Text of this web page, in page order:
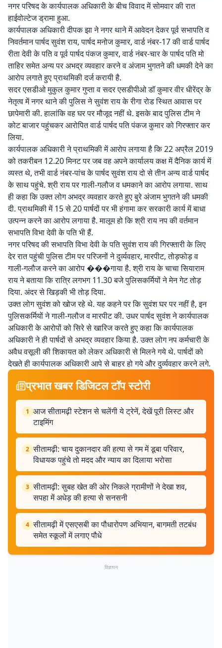
नगर परिषद के कार्यपालक अधिकारी के बीच विवाद में सोमवार की रात
हाईवोल्टेज ड्रामा हुआ.
कार्यपालक अधिकारी दीपक झा ने नगर थाने में आवेदन देकर पूर्व सभापति व
निवर्तमान पार्षद सुवंश राय, पार्षद मनोज कुमार, वार्ड नंबर-17 की वार्ड पार्षद
रीता देवी के पति व पूर्व पार्षद पंकज कुमार, वार्ड नंबर-चार के पार्षद पति मो
ताहिर समेत अन्य पर अभद्र व्यवहार करने व अंजाम भुगतने की धमकी देने का
आरोप लगाते हुए प्राथमिकी दर्ज करायी है.
सदर एसडीओ मुकुल कुमार गुप्ता व सदर एसडीपीओ डॉ कुमार वीर धीरेंद्र के
नेतृत्व में नगर थाने की पुलिस ने सुवंश राय के रीगा रोड स्थित आवास पर
छापेमारी की. हालांकि वह घर पर मौजूद नहीं थे. इसके बाद पुलिस टीम ने
कोट बाजार पहुंचकर आरोपित वार्ड पार्षद पति पंकज कुमार को गिरफ्तार कर
लिया.
कार्यपालक अधिकारी ने प्राथमिकी में आरोप लगाया है कि 22 अप्रैल 2019
को तकरीबन 12.20 मिनट पर जब वह अपने कार्यालय कक्ष में दैनिक कार्य में
व्यस्त थे, तभी वार्ड नंबर-पांच के पार्षद सुवंश राय दो से तीन अन्य वार्ड पार्षद
के साथ पहुंचे. श्री राय पर गाली-गलौज व धमकाने का आरोप लगाया. साथ
ही कहा कि उक्त लोग अभद्र व्यवहार करते हुए बुरे अंजाम भुगतने की धमकी
दी. प्राथमिकी में 15 से 20 पार्षदों पर भी हंगामा कर सरकारी कार्य में बाधा
उत्पन्न करने का आरोप लगाया है. मालूम हो कि श्री राय नप की वर्तमान
सभापति विभा देवी के पति भी हैं.
नगर परिषद की सभापति विभा देवी के पति सुवंश राय की गिरफ्तारी के लिए
देर रात पहुंची पुलिस टीम पर परिजनों ने दुर्व्यवहार, मारपीट, तोड़फोड़ व
गाली-गलौज करने का आरोप ���गाया है. श्री राय के चाचा सियाराम
राय ने बताया कि रात्रि लगभग 11.30 बजे पुलिसकर्मियों ने मेन गेट तोड़
दिया. अंदर से खिड़की भी तोड़ दिया.
उक्त लोग सुवंश को खोज रहे थे. यह कहने पर कि सुवंश घर पर नहीं है, इन
पुलिसकर्मियों ने गाली-गलौज व मारपीट की. उधर पार्षद सुवंश ने कार्यपालक
अधिकारी के आरोपों को सिरे से खारिज करते हुए कहा कि कार्यपालक
अधिकारी ने ही पार्षदों से अभद्र व्यवहार किया है. उक्त लोग नप कर्मचारी के
अवैध वसूली की शिकायत को लेकर अधिकारी से मिलने गये थे. पार्षदों को
देखते ही कार्यपालक अधिकारी आपे से बाहर हो गये और दुर्व्यवहार करने लगे.
प्रभात खबर डिजिटल टॉप स्टोरी
1 आज सीतामढ़ी स्टेशन से चलेंगी ये ट्रेनें, देखें पूरी लिस्ट और
टाइमिंग
2 सीतामढ़ी: चाय दुकानदार की हत्या से गम में डूबा परिवार,
विधायक पहुंचे तो मदद और न्याय का दिलाया भरोसा
3 सीतामढ़ी: सुबह खेत की ओर निकले ग्रामीणों ने देखा शव,
सपहा में अधेड़ की हत्या से सनसनी
4 सीतामढ़ी में एसएसबी का पौधारोपण अभियान, बागमती तटबंध
समेत स्कूलों में लगाए पौधे
विज्ञापन